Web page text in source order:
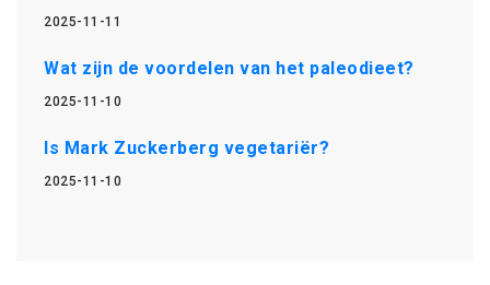
2025-11-11
Wat zijn de voordelen van het paleodieet?
2025-11-10
Is Mark Zuckerberg vegetariër?
2025-11-10